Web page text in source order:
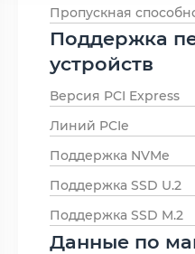
Пропускная
Поддержка
устройств
Версия PCI Express
Линий PCIe
Поддержка NVMe
Поддержка SSD U.2
Поддержка SSD M.2
Данные по